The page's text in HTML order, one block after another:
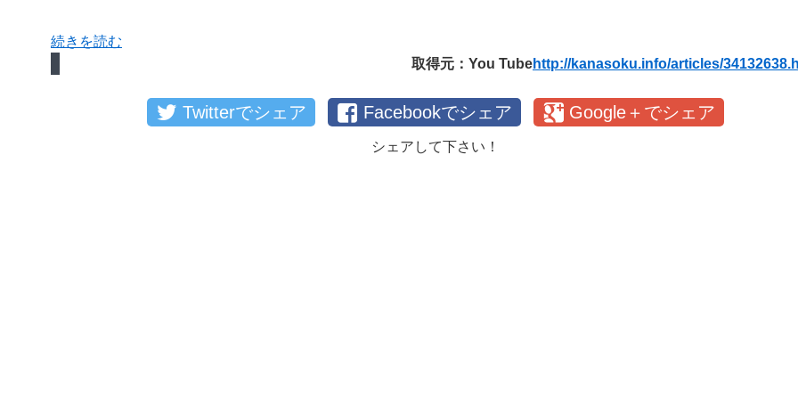
続きを読む
取得元：You Tubehttp://kanasoku.info/articles/
Twitterでシェア Facebookでシェア Google＋でシェア
シェアして下さい！